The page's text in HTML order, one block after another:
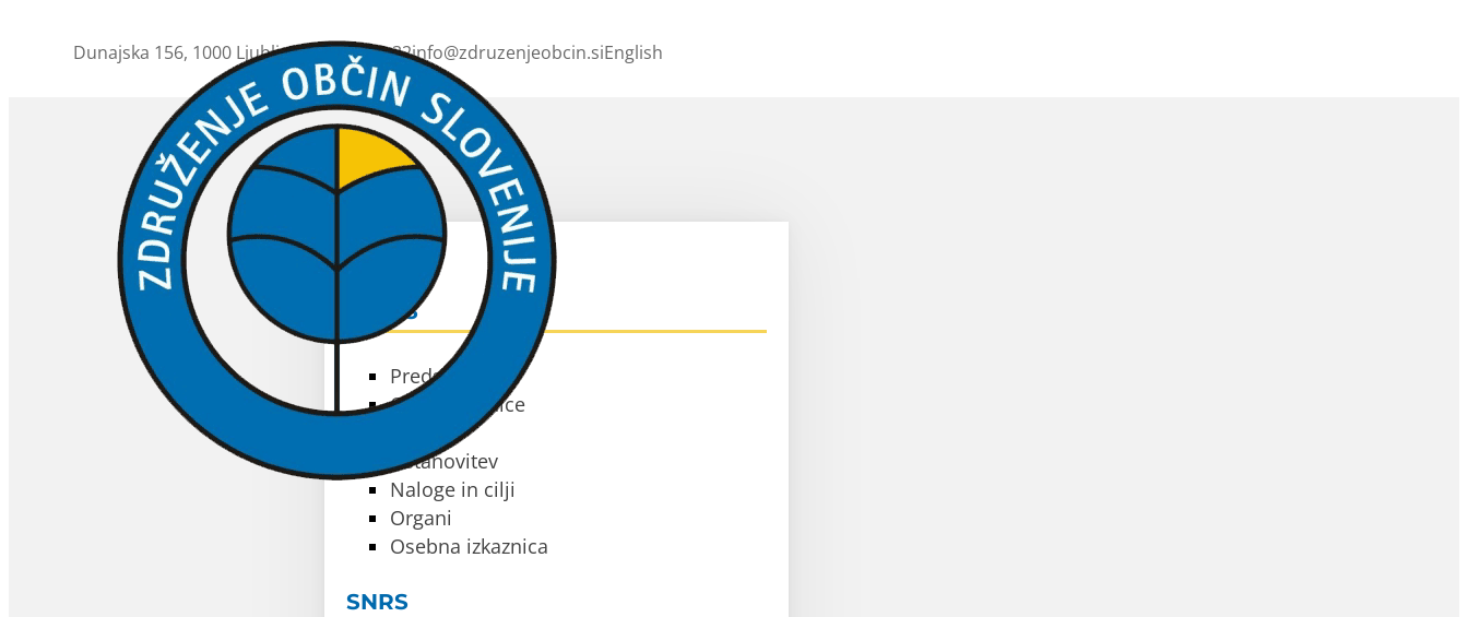
Dunajska 156, 1000 Ljubljana01 230 63 32info@zdruzenjeobcin.siEnglish
ZOS
O ZOS
Predstavitev
Občine članice
Ustanovitev
Naloge in cilji
Organi
Osebna izkaznica
SNRS